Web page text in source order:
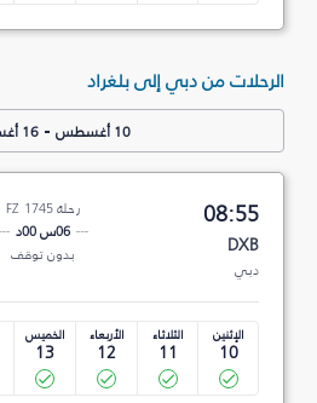
الرحلات من دبي إلى بلغراد
10 أغسطس -16 أغسطس
08:55
DXB
دبي
رحلة FZ 1745
06س 00د
بدون توقف
الإثنين
10
الثلاثاء
11
الأربعاء
12
الخميس
13